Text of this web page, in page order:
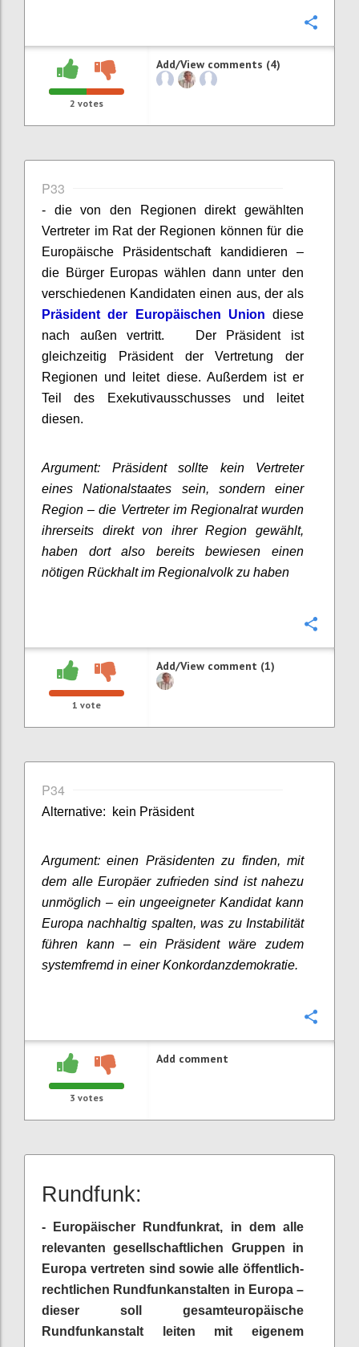
2 votes
Add/View comments (4)
P33
- die von den Regionen direkt gewählten
Vertreter im Rat der Regionen können für die
Europäische Präsidentschaft kandidieren –
die Bürger Europas wählen dann unter den
verschiedenen Kandidaten einen aus, der als
Präsident der Europäischen Union diese
nach außen vertritt. Der Präsident ist
gleichzeitig Präsident der Vertretung der
Regionen und leitet diese. Außerdem ist er
Teil des Exekutivausschusses und leitet
diesen.
Argument: Präsident sollte kein Vertreter
eines Nationalstaates sein, sondern einer
Region – die Vertreter im Regionalrat wurden
ihrerseits direkt von ihrer Region gewählt,
haben dort also bereits bewiesen einen
nötigen Rückhalt im Regionalvolk zu haben
1 vote
Add/View comment (1)
P34
Alternative: kein Präsident
Argument: einen Präsidenten zu finden, mit
dem alle Europäer zufrieden sind ist nahezu
unmöglich – ein ungeeigneter Kandidat kann
Europa nachhaltig spalten, was zu Instabilität
führen kann – ein Präsident wäre zudem
systemfremd in einer Konkordanzdemokratie.
3 votes
Add comment
Rundfunk:
- Europäischer Rundfunkrat, in dem alle
relevanten gesellschaftlichen Gruppen in
Europa vertreten sind sowie alle öffentlich-
rechtlichen Rundfunkanstalten in Europa –
dieser soll gesamteuropäische
Rundfunkanstalt leiten mit eigenem